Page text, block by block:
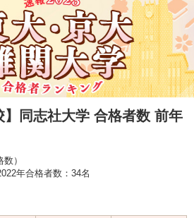
】同志社大学 合格者数 前年
）
年合格者数：34名